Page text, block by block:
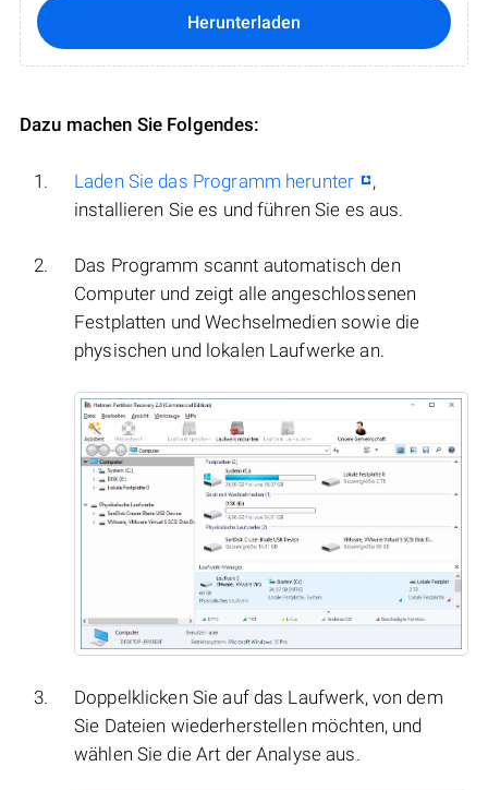
Herunterladen
Dazu machen Sie Folgendes:
Laden Sie das Programm herunter
,
installieren Sie es und führen Sie es aus.
Das Programm scannt automatisch den
Computer und zeigt alle angeschlossenen
Festplatten und Wechselmedien sowie die
physischen und lokalen Laufwerke an.
Doppelklicken Sie auf das Laufwerk, von dem
Sie Dateien wiederherstellen möchten, und
wählen Sie die Art der Analyse aus.